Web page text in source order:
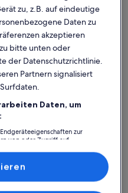
unsere App?
immer
ohne WLAN!
zu, z.B. auf eindeutige
Daten zu
akzeptieren
bitte unten oder
der Datenschutzrichtlinie.
Partnern signalisiert
Daten, um
zur
von oder Zugriff auf
der Performance von Inhalten,
und Verbesserung von